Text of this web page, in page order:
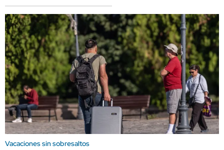
Vacaciones sin sobresaltos